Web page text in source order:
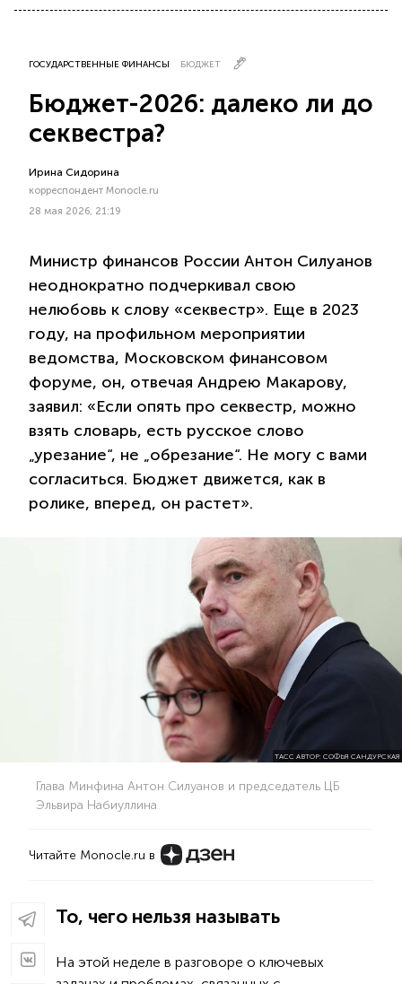
ГОСУДАРСТВЕННЫЕ ФИНАНСЫ БЮДЖЕТ
Бюджет-2026: далеко ли до
секвестра?
Ирина Сидорина
корреспондент Monocle.ru
28 мая 2026, 21:19
Министр финансов России Антон Силуанов
неоднократно подчеркивал свою
нелюбовь к слову «секвестр». Еще в 2023
году, на профильном мероприятии
ведомства, Московском финансовом
форуме, он, отвечая Андрею Макарову,
заявил: «Если опять про секвестр, можно
взять словарь, есть русское слово
„урезание“, не „обрезание“. Не могу с вами
согласиться. Бюджет движется, как в
ролике, вперед, он растет».
ТАСС АВТОР: СОФЬЯ САНДУРСКАЯ
Глава Минфина Антон Силуанов и председатель ЦБ
Эльвира Набиуллина
Читайте Monocle.ru в
То, чего нельзя называть
На этой неделе в разговоре о ключевых